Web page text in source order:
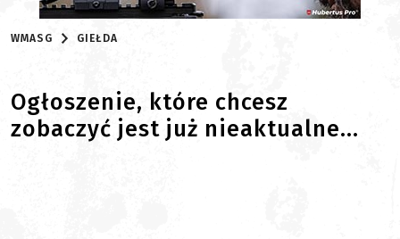
WMASG GIEŁDA
Ogłoszenie, które chcesz
zobaczyć jest już nieaktualne...